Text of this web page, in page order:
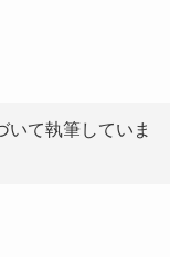
いて執筆していま